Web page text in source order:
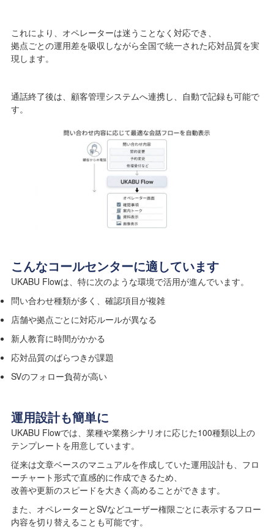
これにより、オペレーターは迷うことなく対応でき、
拠点ごとの運用差を吸収しながら全国で統一された応対品質を実
現します。
通話終了後は、顧客管理システムへ連携し、自動で記録も可能で
す。
こんなコールセンターに適しています
UKABU Flowは、特に次のような環境で活用が進んでいます。
問い合わせ種類が多く、確認項目が複雑
店舗や拠点ごとに対応ルールが異なる
新人教育に時間がかかる
応対品質のばらつきが課題
SVのフォロー負荷が高い
運用設計も簡単に
UKABU Flowでは、業種や業務シナリオに応じた100種類以上の
テンプレートを用意しています。
従来は文章ベースのマニュアルを作成していた運用設計も、フロ
ーチャート形式で直感的に作成できるため、
改善や更新のスピードを大きく高めることができます。
また、オペレーターとSVなどユーザー権限ごとに表示するフロー
内容を切り替えることも可能です。